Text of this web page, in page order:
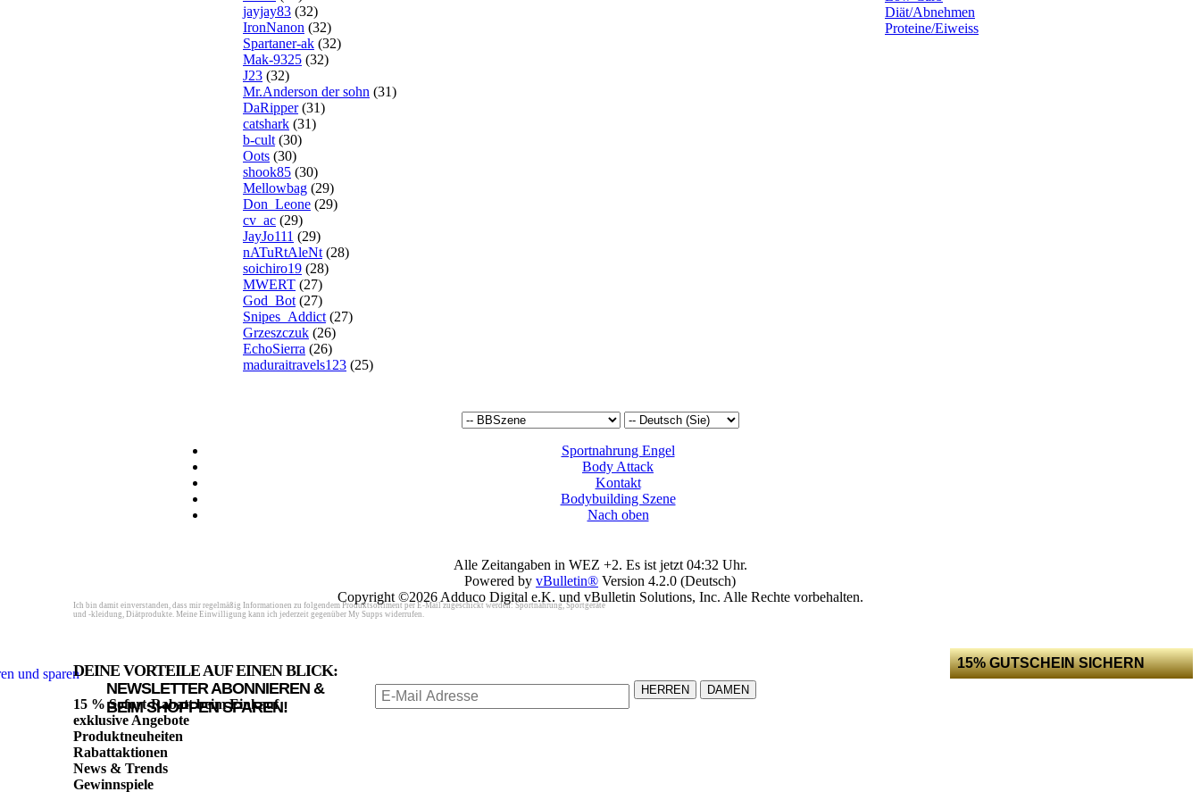
jayjay83 (32)
IronNanon (32)
Spartaner-ak (32)
Mak-9325 (32)
J23 (32)
Mr.Anderson der sohn (31)
DaRipper(31)
catshark (31)
b-cult (30)
Oots (30)
shook85 (30)
Mellowbag (29)
Don_Leone (29)
cv_ac (29)
JayJo111 (29)
nATuRtAleNt (28)
soichiro19 (28)
MWERT (27)
God_Bot (27)
Snipes_Addict (27)
Grzeszczuk (26)
EchoSierra (26)
maduraitravels123 (25)
Diät/Abnehmen
Proteine/Eiweiss
Sportnahrung Engel
Body Attack
Kontakt
Bodybuilding Szene
Nach oben
Alle Zeitangaben in WEZ +2. Es ist jetzt 04:32 Uhr.
Powered by vBulletin® Version 4.2.0 (Deutsch)
Copyright ©2026 Adduco Digital e.K. und vBulletin Solutions, Inc. Alle Rechte vorbehalten.
15% GUTSCHEIN SICHERN
NEWSLETTER ABONNIEREN &
BEIM SHOPPEN SPAREN!
HERREN DAMEN
Ich bin damit einverstanden, dass mir regelmäßig Informationen zu folgendem Produktsortiment per E-Mail zugeschickt werden: Sportnahrung, Sportgeräte
und -kleidung, Diätprodukte. Meine Einwilligung kann ich jederzeit gegenüber My Supps widerrufen.
DEINE VORTEILE AUF EINEN BLICK:
15 % Sofort-Rabatt beim Einkauf
exklusive Angebote
Produktneuheiten
Rabattaktionen
News & Trends
Gewinnspiele